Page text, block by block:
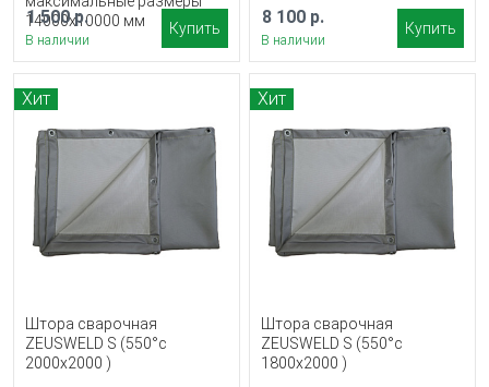
14000х10000 мм
1 500 р.
В наличии
Купить
8 100 р.
В наличии
Купить
Хит
Штора сварочная
ZEUSWELD S (550°c
2000x2000 )
Хит
Штора сварочная
ZEUSWELD S (550°c
1800x2000 )